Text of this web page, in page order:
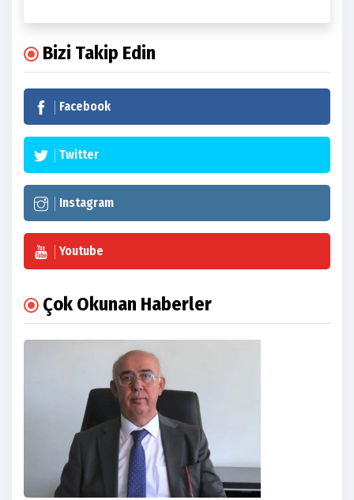
Bizi Takip Edin
Facebook
Twitter
Instagram
Youtube
Çok Okunan Haberler